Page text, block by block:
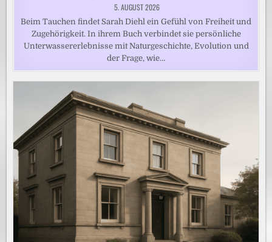
5. AUGUST 2026
Beim Tauchen findet Sarah Diehl ein Gefühl von Freiheit und
Zugehörigkeit. In ihrem Buch verbindet sie persönliche
Unterwassererlebnisse mit Naturgeschichte, Evolution und
der Frage, wie…